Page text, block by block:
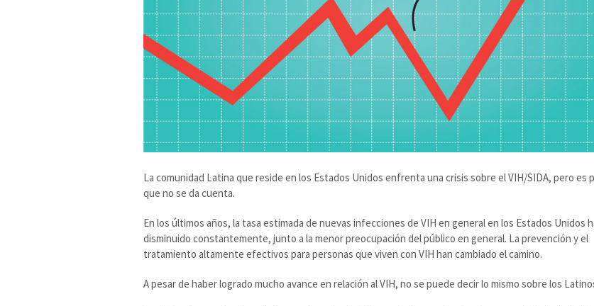
La comunidad Latina que reside en los Estados Unidos enfrenta una crisis sobre el VIH/SIDA, pero es
que no se da cuenta.
En los últimos años, la tasa estimada de nuevas infecciones de VIH en general en los Estados Unidos
disminuido constantemente, junto a la menor preocupación del público en general. La prevención y el
tratamiento altamente efectivos para personas que viven con VIH han cambiado el camino.
A pesar de haber logrado mucho avance en relación al VIH, no se puede decir lo mismo sobre los